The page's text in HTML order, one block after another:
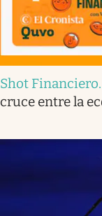
Shot Financiero.
cruce entre la